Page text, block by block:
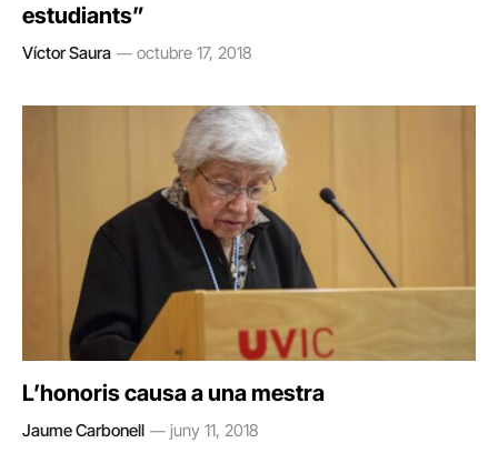
estudiants”
Víctor Saura octubre 17, 2018
L’honoris causa a una mestra
Jaume Carbonell juny 11, 2018